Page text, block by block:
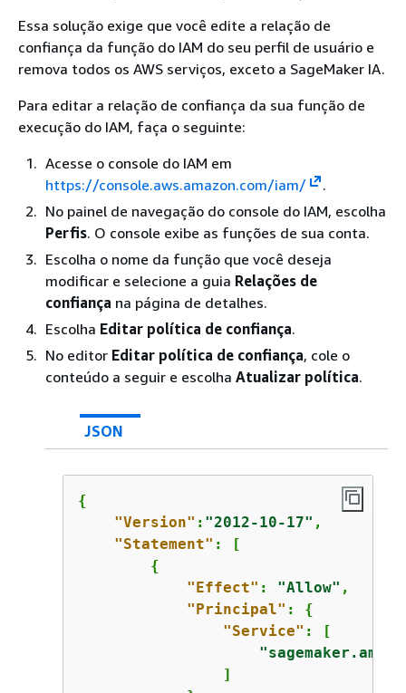
Essa solução exige que você edite a relação de
confiança da função do IAM do seu perfil de usuário e
remova todos os AWS serviços, exceto a SageMaker IA.
Para editar a relação de confiança da sua função de
execução do IAM, faça o seguinte:
Acesse o console do IAM em
https://console.aws.amazon.com/iam/
.
No painel de navegação do console do IAM, escolha
Perfis. O console exibe as funções de sua conta.
Escolha o nome da função que você deseja
modificar e selecione a guia Relações de
confiança na página de detalhes.
Escolha Editar política de confiança.
No editor Editar política de confiança, cole o
conteúdo a seguir e escolha Atualizar política.
JSON
{
"Version" : "2012-10-17" ,
"Statement" : [
{
"Effect" : "Allow" ,
"Principal" : {
"Service" : [
                ]